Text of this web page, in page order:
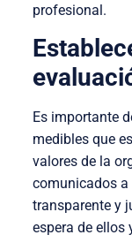
profesional.
Es importante
medibles que
valores de la
comunicados a
transparente y
espera de ellos